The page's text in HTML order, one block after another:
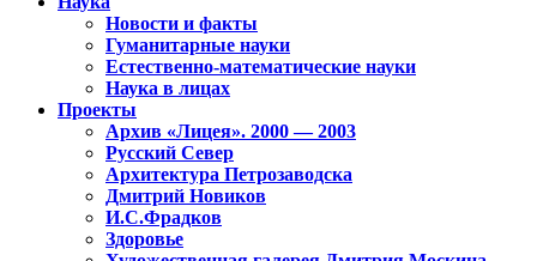
Новости и факты
Гуманитарные науки
Естественно-математические науки
Наука в лицах
Проекты
Архив «Лицея». 2000 — 2003
Русский Север
Архитектура Петрозаводска
Дмитрий Новиков
И.С.Фрадков
Здоровье